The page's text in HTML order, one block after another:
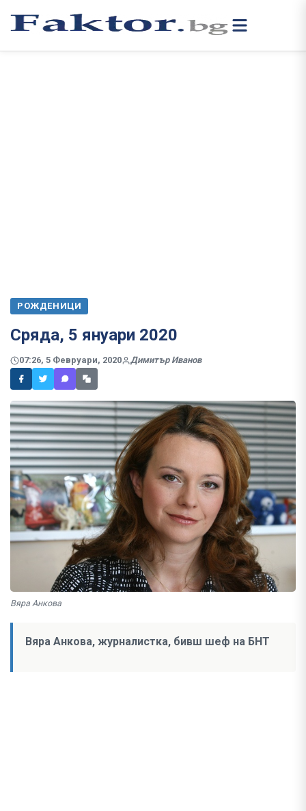
РОЖДЕНИЦИ
Сряда, 5 януари 2020
07:26, 5 Февруари, 2020 Димитър Иванов
Вяра Анкова
Вяра Анкова, журналистка, бивш шеф на БНТ